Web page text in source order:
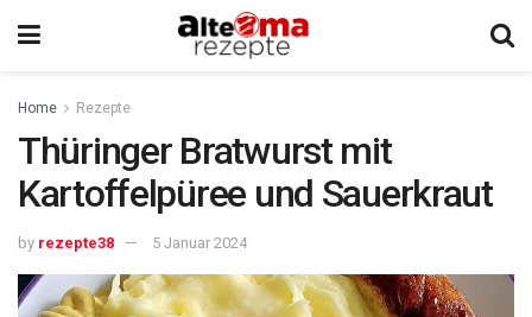
Home Rezepte
Thüringer Bratwurst mit
Kartoffelpüree und Sauerkraut
by rezepte38 5 Januar 2024